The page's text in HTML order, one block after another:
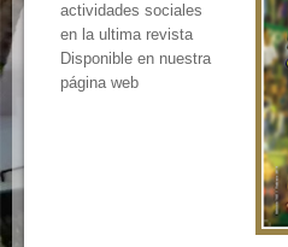
actividades sociales
en la ultima revista
Disponible en nuestra
página web